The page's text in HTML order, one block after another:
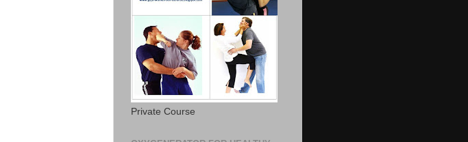
Private Course